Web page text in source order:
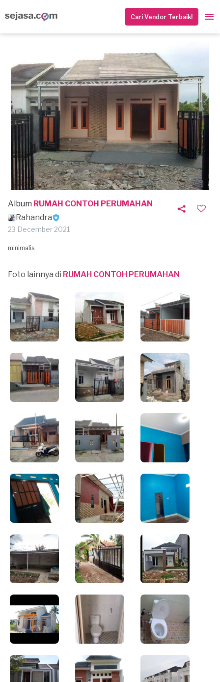
Cari Vendor Terbaik!
Album RUMAH CONTOH PERUMAHAN
Rahandra
23 December 2021
minimalis
Foto lainnya di RUMAH CONTOH PERUMAHAN